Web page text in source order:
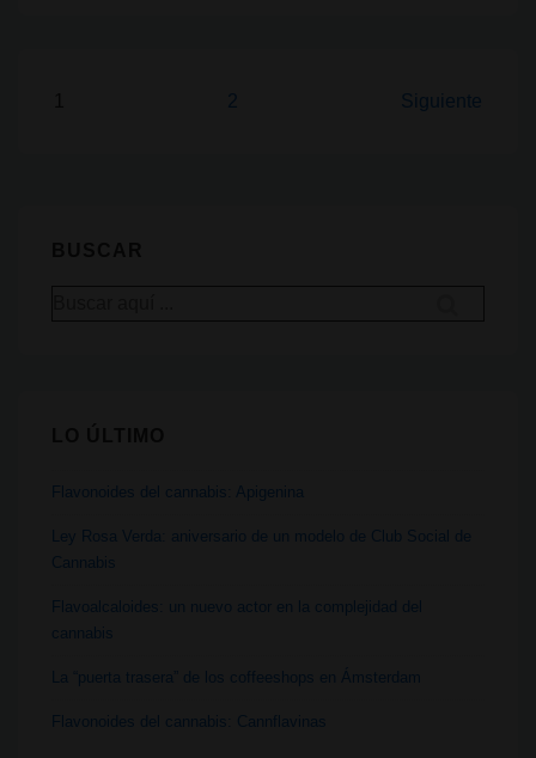
2 Siguiente
Flavonoides del cannabis: Apigenina
Ley Rosa Verda: aniversario de un modelo de Club Social de
Cannabis
Flavoalcaloides: un nuevo actor en la complejidad del
cannabis
La “puerta trasera” de los coffeeshops en Ámsterdam
Flavonoides del cannabis: Cannflavinas